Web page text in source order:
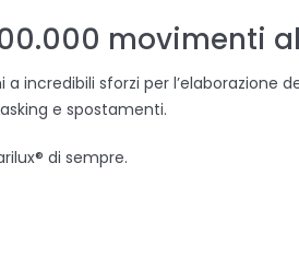
movimenti
incredibili sforzi per l’elaborazione
e spostamenti.
di sempre.